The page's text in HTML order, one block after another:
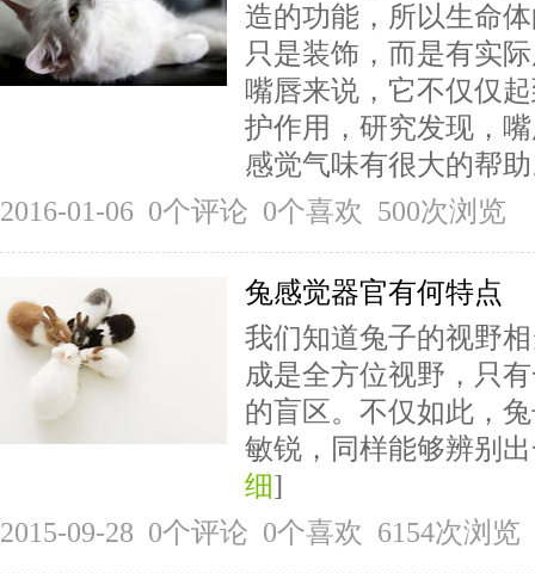
造的功能，所以生命
只是装饰，而是有实
嘴唇来说，它不仅仅
护作用，研究发现，
感觉气味有很大的帮
2016-01-06 0个评论 0个喜欢 500次浏览
兔感觉器官有何特点
我们知道兔子的视野
成是全方位视野，只
的盲区。不仅如此，
敏锐，同样能够辨别
细]
2015-09-28 0个评论 0个喜欢 6154次浏览